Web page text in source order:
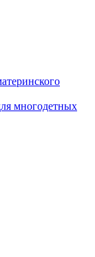
многодетных